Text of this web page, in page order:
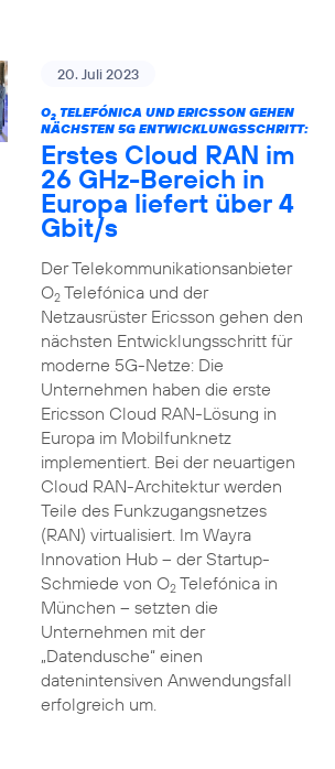
20. Juli 2023
O2TELEFÓNICA UND ERICSSON GEHEN
NÄCHSTEN 5G ENTWICKLUNGSSCHRITT:
Erstes Cloud RAN im
26 GHz-Bereich in
Europa liefert über 4
Gbit/s
Der Telekommunikationsanbieter
O2Telefónica und der
Netzausrüster Ericsson gehen den
nächsten Entwicklungsschritt für
moderne 5G-Netze: Die
Unternehmen haben die erste
Ericsson Cloud RAN-Lösung in
Europa im Mobilfunknetz
implementiert. Bei der neuartigen
Cloud RAN-Architektur werden
Teile des Funkzugangsnetzes
(RAN) virtualisiert. Im Wayra
Innovation Hub – der Startup-
Schmiede von O2Telefónica in
München – setzten die
Unternehmen mit der
„Datendusche“ einen
datenintensiven Anwendungsfall
erfolgreich um.